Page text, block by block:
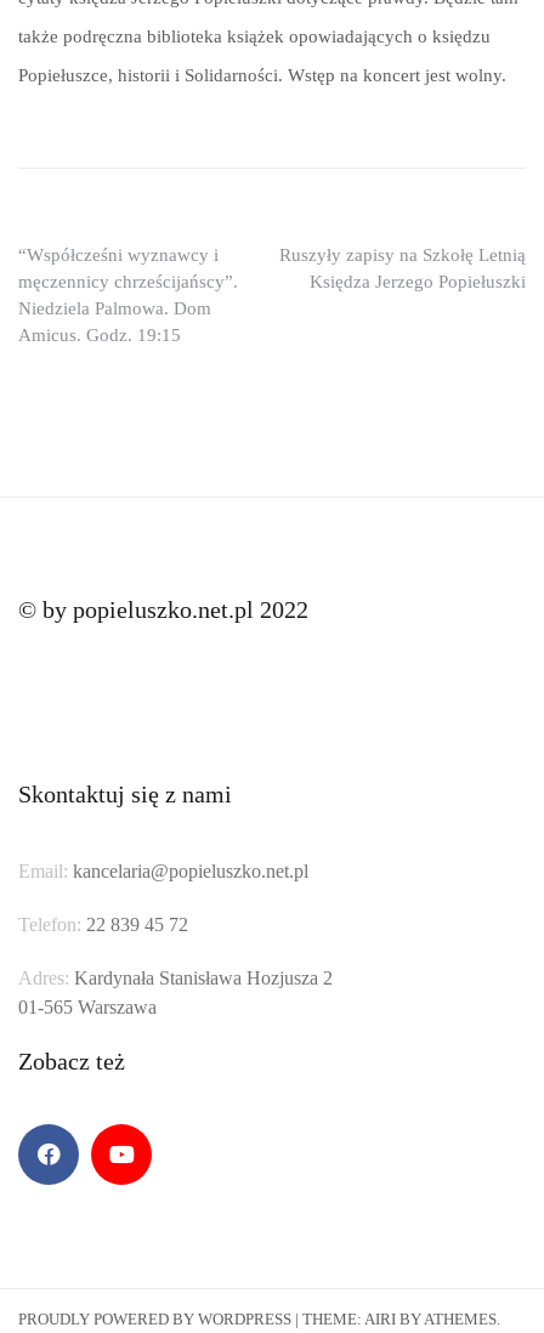
także podręczna biblioteka książek opowiadających o księdzu
Popiełuszce, historii i Solidarności. Wstęp na koncert jest wolny.
Nawigacja
wpisu
“Współcześni wyznawcy i
męczennicy chrześcijańscy”.
Niedziela Palmowa. Dom
Amicus. Godz. 19:15
Ruszyły zapisy na Szkołę Letnią
Księdza Jerzego Popiełuszki
© by popieluszko.net.pl 2022
Skontaktuj się z nami
Email: kancelaria@popieluszko.net.pl
Telefon: 22 839 45 72
Adres: Kardynała Stanisława Hozjusza 2
01-565 Warszawa
Zobacz też
PROUDLY POWERED BY WORDPRESS | THEME: AIRI BY ATHEMES.